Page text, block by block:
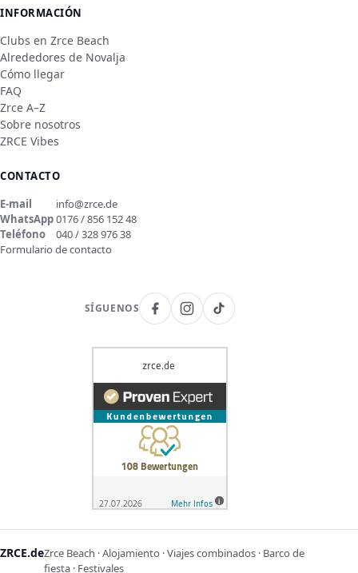
INFORMACIÓN
Clubs en Zrce Beach
Alrededores de Novalja
Cómo llegar
FAQ
Zrce A–Z
Sobre nosotros
ZRCE Vibes
CONTACTO
E-mail
info@zrce.de
WhatsApp0176 / 856 152 48
Teléfono
040 / 328 976 38
Formulario de contacto
SÍGUENOS
ZRCE.deZrce Beach · Alojamiento · Viajes combinados · Barco de
fiesta · Festivales